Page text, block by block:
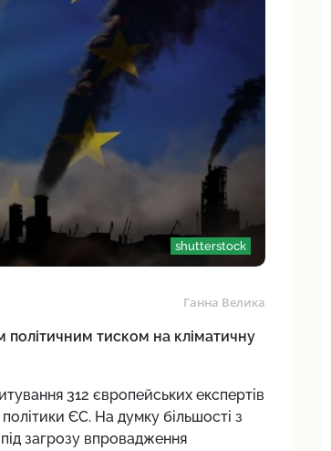
shutterstock
Ганна Велика
тиском на кліматичну
312 європейських експертів
політики ЄС. На думку більшості з
загрозу впровадження